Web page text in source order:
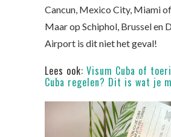
Cancun, Mexico City, Miami
Maar op Schiphol, Brussel en
Airport is dit niet het geval!
Lees ook: Visum Cuba of
Cuba regelen? Dit is wat je